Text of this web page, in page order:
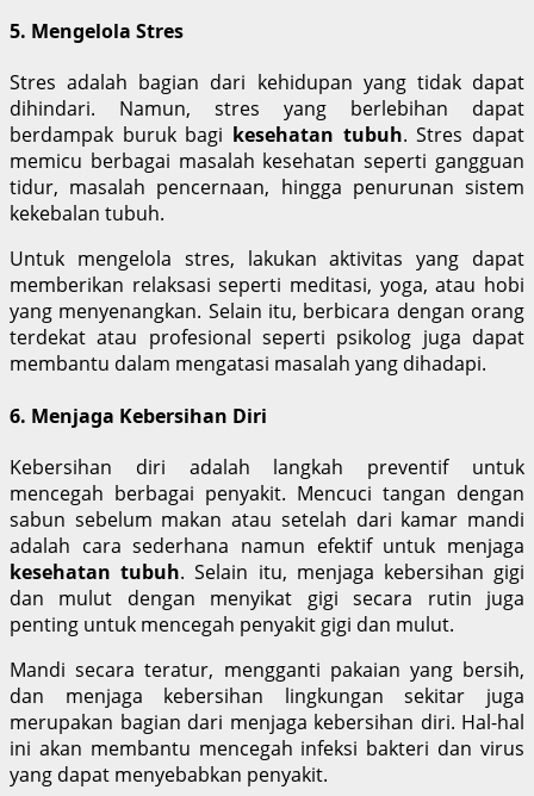
5. Mengelola Stres
Stres adalah bagian dari kehidupan yang tidak dapat
dihindari. Namun, stres yang berlebihan dapat
berdampak buruk bagi kesehatan tubuh. Stres dapat
memicu berbagai masalah kesehatan seperti gangguan
tidur, masalah pencernaan, hingga penurunan sistem
kekebalan tubuh.
Untuk mengelola stres, lakukan aktivitas yang dapat
memberikan relaksasi seperti meditasi, yoga, atau hobi
yang menyenangkan. Selain itu, berbicara dengan orang
terdekat atau profesional seperti psikolog juga dapat
membantu dalam mengatasi masalah yang dihadapi.
6. Menjaga Kebersihan Diri
Kebersihan diri adalah langkah preventif untuk
mencegah berbagai penyakit. Mencuci tangan dengan
sabun sebelum makan atau setelah dari kamar mandi
adalah cara sederhana namun efektif untuk menjaga
kesehatan tubuh. Selain itu, menjaga kebersihan gigi
dan mulut dengan menyikat gigi secara rutin juga
penting untuk mencegah penyakit gigi dan mulut.
Mandi secara teratur, mengganti pakaian yang bersih,
dan menjaga kebersihan lingkungan sekitar juga
merupakan bagian dari menjaga kebersihan diri. Hal-hal
ini akan membantu mencegah infeksi bakteri dan virus
yang dapat menyebabkan penyakit.